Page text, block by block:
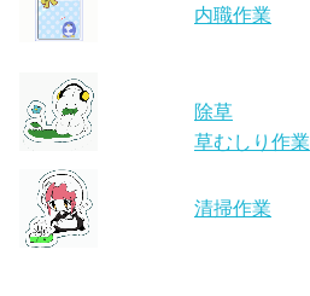
内職作業
除草
草むしり作業
清掃作業